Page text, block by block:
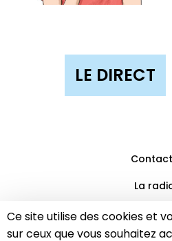
Ce site utilise des cookies et
sur ceux que vous souhaitez
La
Mentions